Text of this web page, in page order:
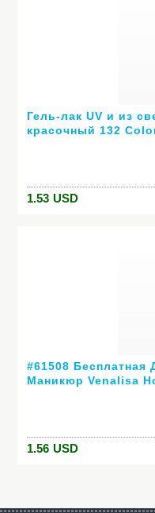
Гель-лак UV и из
красочный 132
1.53 USD
#61508 Бесплатная
Маникюр Venalisa
1.56 USD